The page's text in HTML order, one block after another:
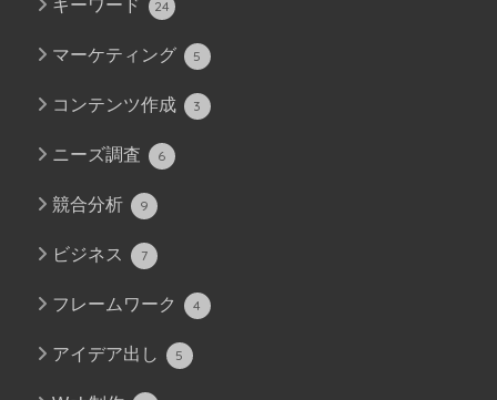
キーワード 24
マーケティング 5
コンテンツ作成 3
ニーズ調査 6
競合分析 9
ビジネス 7
フレームワーク 4
アイデア出し 5